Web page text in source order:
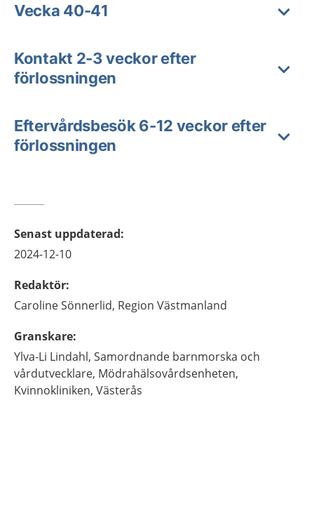
Vecka 40-41
Kontakt 2-3 veckor efter
förlossningen
Eftervårdsbesök 6-12 veckor efter
förlossningen
Senast uppdaterad:
2024-12-10
Redaktör:
CarolineSönnerlid, Region Västmanland
Granskare:
Ylva-Li Lindahl, Samordnande barnmorska och
vårdutvecklare, Mödrahälsovårdsenheten,
Kvinnokliniken, Västerås